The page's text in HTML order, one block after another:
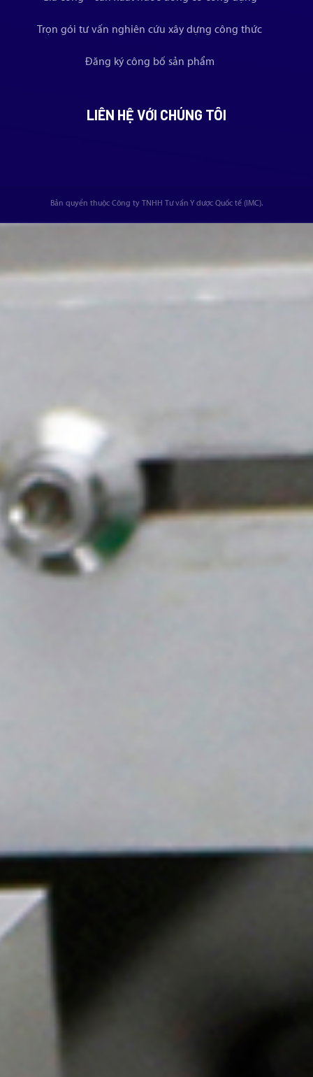
Trọn gói tư vấn nghiên cứu xây dựng công thức
Đăng ký công bố sản phẩm
LIÊN HỆ VỚI CHÚNG TÔI
Bản quyền thuộc Công ty TNHH Tư vấn Y dược Quốc tế (IMC).